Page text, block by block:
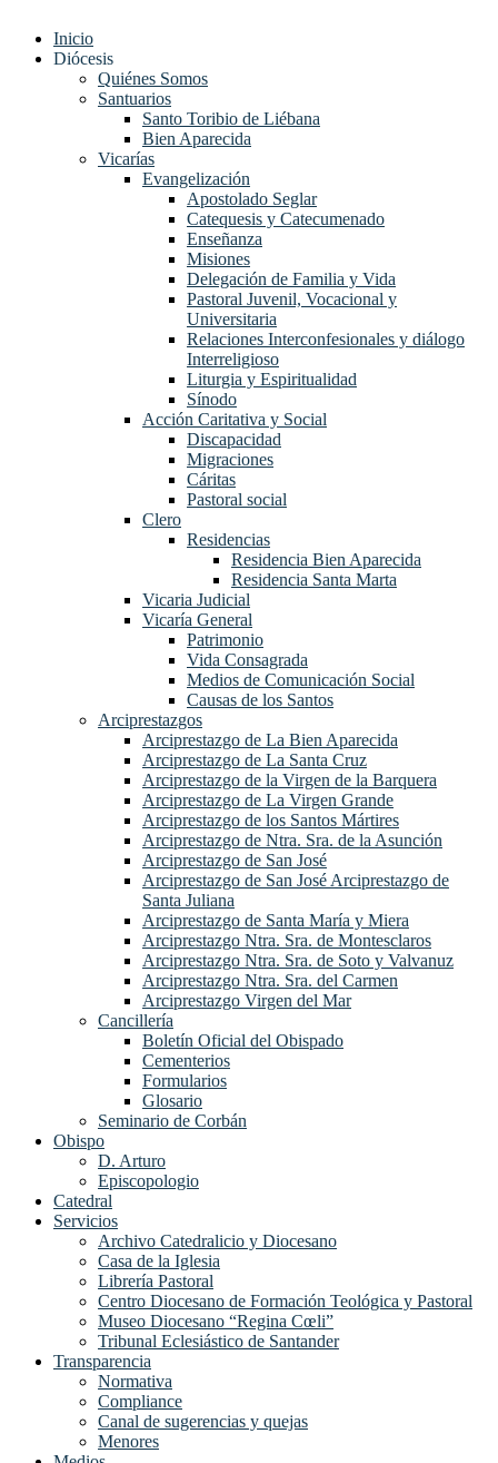
Inicio
Diócesis
Quiénes Somos
Santuarios
Santo Toribio de Liébana
Bien Aparecida
Vicarías
Evangelización
Apostolado Seglar
Catequesis y Catecumenado
Enseñanza
Misiones
Delegación de Familia y Vida
Pastoral Juvenil, Vocacional y
Universitaria
Relaciones Interconfesionales y diálogo
Interreligioso
Liturgia y Espiritualidad
Sínodo
Acción Caritativa y Social
Discapacidad
Migraciones
Cáritas
Pastoral social
Clero
Residencias
Residencia Bien Aparecida
Residencia Santa Marta
Vicaria Judicial
Vicaría General
Patrimonio
Vida Consagrada
Medios de Comunicación Social
Causas de los Santos
Arciprestazgos
Arciprestazgo de La Bien Aparecida
Arciprestazgo de La Santa Cruz
Arciprestazgo de la Virgen de la Barquera
Arciprestazgo de La Virgen Grande
Arciprestazgo de los Santos Mártires
Arciprestazgo de Ntra. Sra. de la Asunción
Arciprestazgo de San José
Arciprestazgo de San José Arciprestazgo de
Santa Juliana
Arciprestazgo de Santa María y Miera
Arciprestazgo Ntra. Sra. de Montesclaros
Arciprestazgo Ntra. Sra. de Soto y Valvanuz
Arciprestazgo Ntra. Sra. del Carmen
Arciprestazgo Virgen del Mar
Cancillería
Boletín Oficial del Obispado
Cementerios
Formularios
Glosario
Seminario de Corbán
Obispo
D. Arturo
Episcopologio
Catedral
Servicios
Archivo Catedralicio y Diocesano
Casa de la Iglesia
Librería Pastoral
Centro Diocesano de Formación Teológica y Pastoral
Museo Diocesano “Regina Cœli”
Tribunal Eclesiástico de Santander
Transparencia
Normativa
Compliance
Canal de sugerencias y quejas
Menores